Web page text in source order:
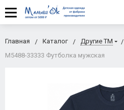
Главная Каталог Другие ТМ
M5488-33333 Футболка мужская